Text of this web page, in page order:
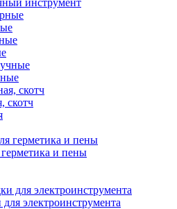
инструмент
скотч
и пены
электроинструмента